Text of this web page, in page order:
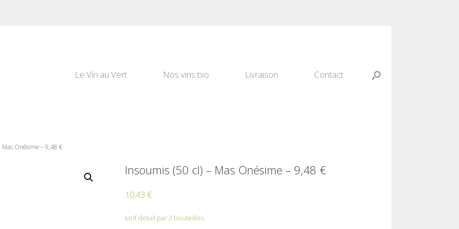
Le Vin au Vert Nos vins bio Livraison Contact
Onésime – 9,48 €
Insoumis (50 cl) – Mas Onésime – 9,48 €
10,43€
tarif détail par 2 bouteilles